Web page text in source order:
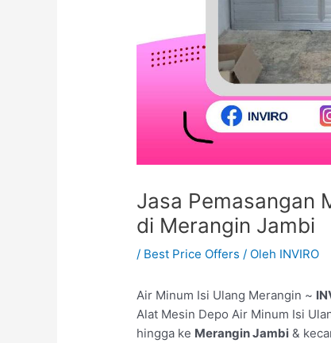
Jasa Pemasangan
di Merangin Jambi
/ Best Price Offers / Oleh INVIRO
Air Minum Isi Ulang Merangin ~
Alat Mesin Depo Air Minum Isi
hingga ke Merangin Jambi &